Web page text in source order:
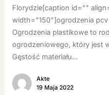
Florydzie[caption id=""
width="150"]ogrodzenia
Ogrodzenia plastikowe to
ogrodzeniowego, który jest
Gęstość materiału...
Akte
19 Maja 2022